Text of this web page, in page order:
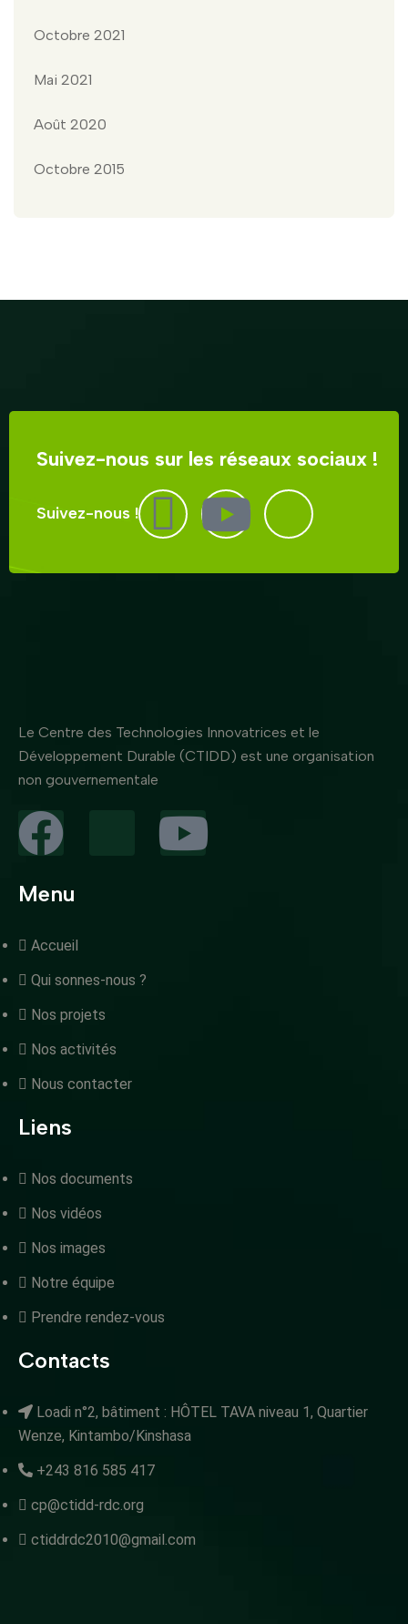
Octobre 2021
Mai 2021
Août 2020
Octobre 2015
Suivez-nous sur les réseaux sociaux !
Suivez-nous !
Le Centre des Technologies Innovatrices et le
Développement Durable (CTIDD) est une organisation
non gouvernementale
Menu
Accueil
Qui sonnes-nous ?
Nos projets
Nos activités
Nous contacter
Liens
Nos documents
Nos vidéos
Nos images
Notre équipe
Prendre rendez-vous
Contacts
Loadi n°2, bâtiment : HÔTEL TAVA niveau 1, Quartier
Wenze, Kintambo/Kinshasa
+243 816 585 417
cp@ctidd-rdc.org
ctiddrdc2010@gmail.com